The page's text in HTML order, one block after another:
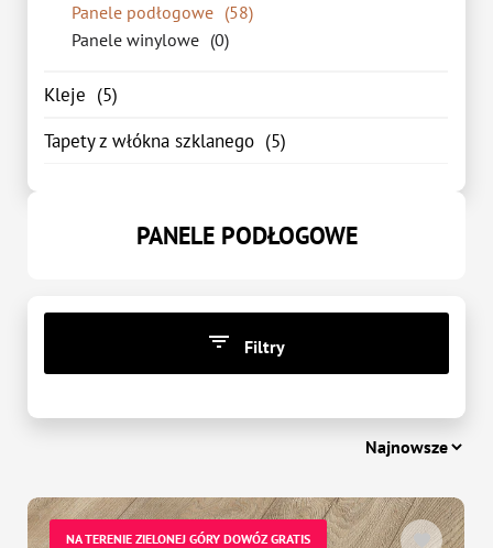
Panele podłogowe (58)
Panele winylowe (0)
Kleje (5)
Tapety z włókna szklanego (5)
PANELE PODŁOGOWE
Filtry
CENA
zł - zł
NA TERENIE ZIELONEJ GÓRY DOWÓZ GRATIS